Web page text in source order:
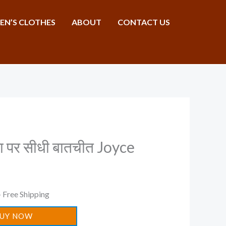
CLOTHES ABOUT CONTACT US
सीधी बातचीत Joyce
Free Shipping
NOW